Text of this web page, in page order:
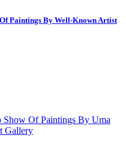
Paintings By Well-Known Artist